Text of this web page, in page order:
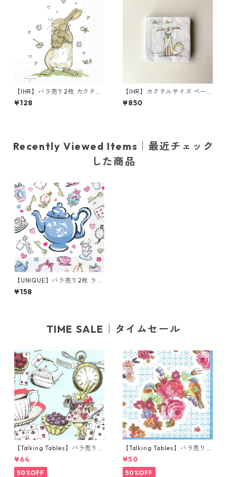
【IHR】バラ売り2枚 カクテル
サイズ ペーパーナプキン FOR
EVER TOGETHER ホワイト A
¥128
【IHR】カクテルサイズ ペー
パーナプキン EMOTION DOG
S ホワイト Anita Jeram 20枚
¥850
Recently Viewed Items｜最近チェック
した商品
【UNIQUE】バラ売り2枚 ラン
チサイズ ペーパーナプキン Ali
ce in Wonderland ホワイト
¥158
TIME SALE｜タイムセール
【Talking Tables】バラ売り1
枚 カクテルサイズ ペーパーナ
プキン Alice in Wonderland
ブルー
¥64
50%OFF
【Talking Tables】バラ売り1
枚 ポケットサイズ ペーパーナ
プキン TRULY ブルー
¥50
50%OFF